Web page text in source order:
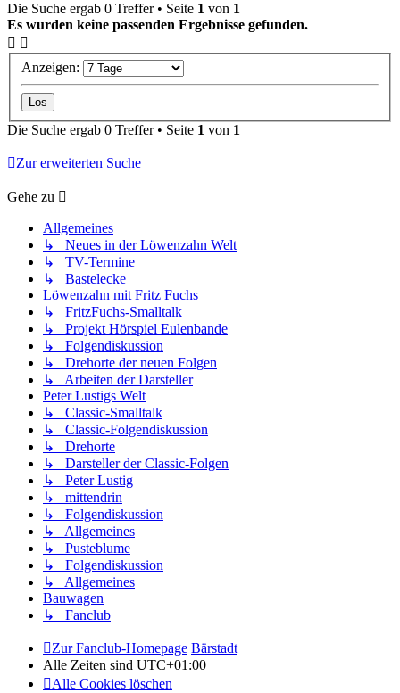
Die Suche ergab 0 Treffer • Seite 1 von 1
Es wurden keine passenden Ergebnisse gefunden.
Anzeigen:
Die Suche ergab 0 Treffer • Seite 1 von 1
Zur erweiterten Suche
Gehe zu
Allgemeines
↳ Neues in der Löwenzahn Welt
↳ TV-Termine
↳ Bastelecke
Löwenzahn mit Fritz Fuchs
↳ FritzFuchs-Smalltalk
↳ Projekt Hörspiel Eulenbande
↳ Folgendiskussion
↳ Drehorte der neuen Folgen
↳ Arbeiten der Darsteller
Peter Lustigs Welt
↳ Classic-Smalltalk
↳ Classic-Folgendiskussion
↳ Drehorte
↳ Darsteller der Classic-Folgen
↳ Peter Lustig
↳ mittendrin
↳ Folgendiskussion
↳ Allgemeines
↳ Pusteblume
↳ Folgendiskussion
↳ Allgemeines
Bauwagen
↳ Fanclub
Zur Fanclub-Homepage Bärstadt
Alle Zeiten sind UTC+01:00
Alle Cookies löschen